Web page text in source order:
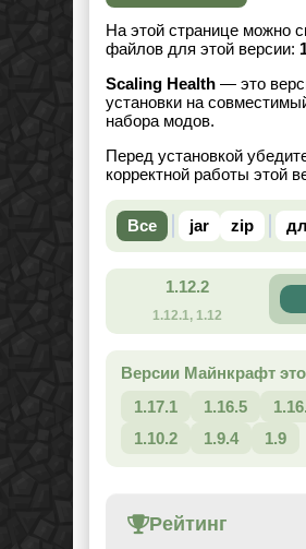
На этой странице можно
файлов для этой версии:
Scaling Health — это
установки на
набора модов.
Перед установкой
корректной работы этой
Все jar zip
1.12.2
1.12.1, 1.12
Версии Майнкрафт
1.17.1
1.16.5
1.10.2
1.9.4 1.9
Рейтинг